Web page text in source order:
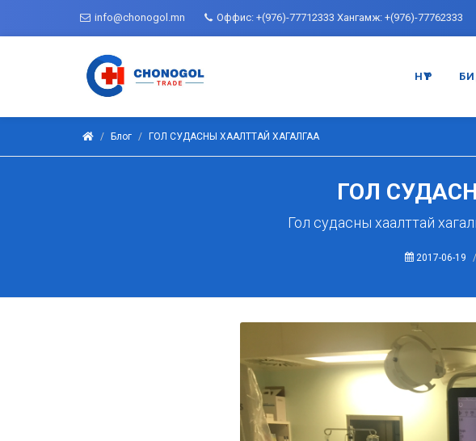
info@chonogol.mn Оффис: +(976)-77712333 Хангамж: +(976)-77762333
НҮҮР
Блог ГОЛ СУДАСНЫ ХААЛТТАЙ ХАГАЛГАА
ГОЛ
Гол судасны хаалттай
2017-06-19